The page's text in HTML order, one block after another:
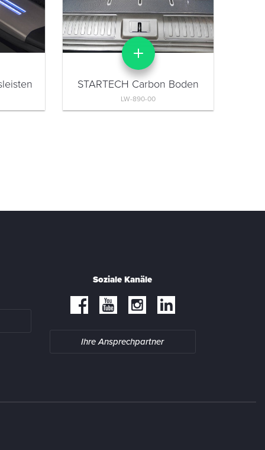
STARTECH Carbon Boden
LW-890-00
Soziale Kanäle
Ihre Ansprechpartner